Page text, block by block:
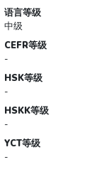
语言等级
中级
CEFR等级
-
HSK等级
-
HSKK等级
-
YCT等级
-